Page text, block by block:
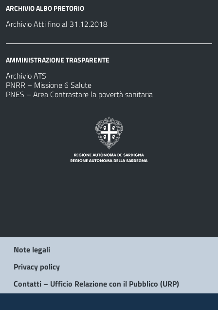
ARCHIVIO ALBO PRETORIO
Archivio Atti fino al 31.12.2018
AMMINISTRAZIONE TRASPARENTE
Archivio ATS
PNRR – Missione 6 Salute
PNES – Area Contrastare la povertà sanitaria
Note legali
Privacy policy
Contatti – Ufficio Relazione con il Pubblico (URP)